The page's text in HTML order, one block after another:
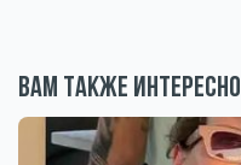
Вам также